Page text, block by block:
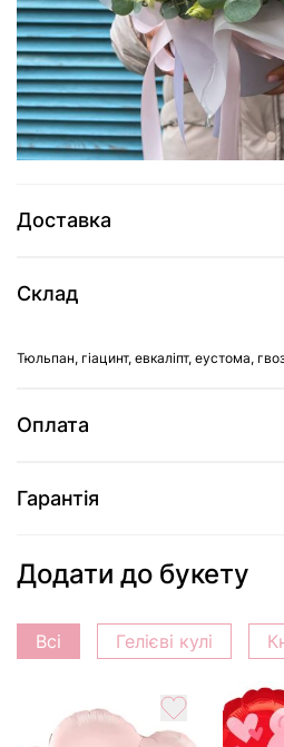
Додати до
Купити в один
Доставка
Склад
Тюльпан, гіацинт, евкаліпт, еустома,
Оплата
Гарантія
Додати до букету
Всі Гелієві кулі